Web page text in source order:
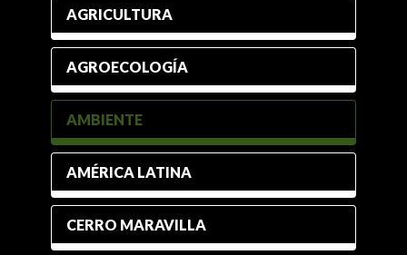
AGRICULTURA
AGROECOLOGÍA
AMBIENTE
AMÉRICA LATINA
CERRO MARAVILLA